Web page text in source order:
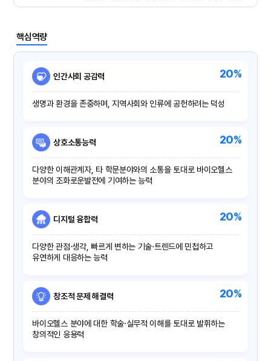
핵심역량
인간사회 공감력
생명과 환경을 존중하며, 지역사회와 인류에 공헌하려는 덕성
20%
상호소통능력
다양한 이해관계자, 타 학문분야와의 소통을 토대로 바이오헬스
분야의 조화로운발전에 기여하는 능력
20%
디지털 융합력
다양한 관점·생각, 빠르게 변하는 기술·트렌드에 민첩하고
유연하게 대응하는 능력
20%
창조적 문제 해결력
바이오헬스 분야에 대한 학술·실무적 이해를 토대로 발휘하는
창의적인 응용력
20%